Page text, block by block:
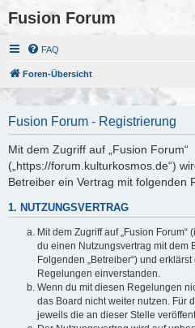
Fusion Forum
FAQ
Foren-Übersicht
Fusion Forum - Registrierung
Mit dem Zugriff auf „Fusion Forum“
(„https://forum.kulturkosmos.de“)
Betreiber ein Vertrag mit folgenden
1. NUTZUNGSVERTRAG
Mit dem Zugriff auf „Fusion
du einen Nutzungsvertrag mit dem
Folgenden „Betreiber“) und
Regelungen einverstanden.
Wenn du mit diesen Regelungen
das Board nicht weiter nutzen. Für
jeweils die an dieser Stelle